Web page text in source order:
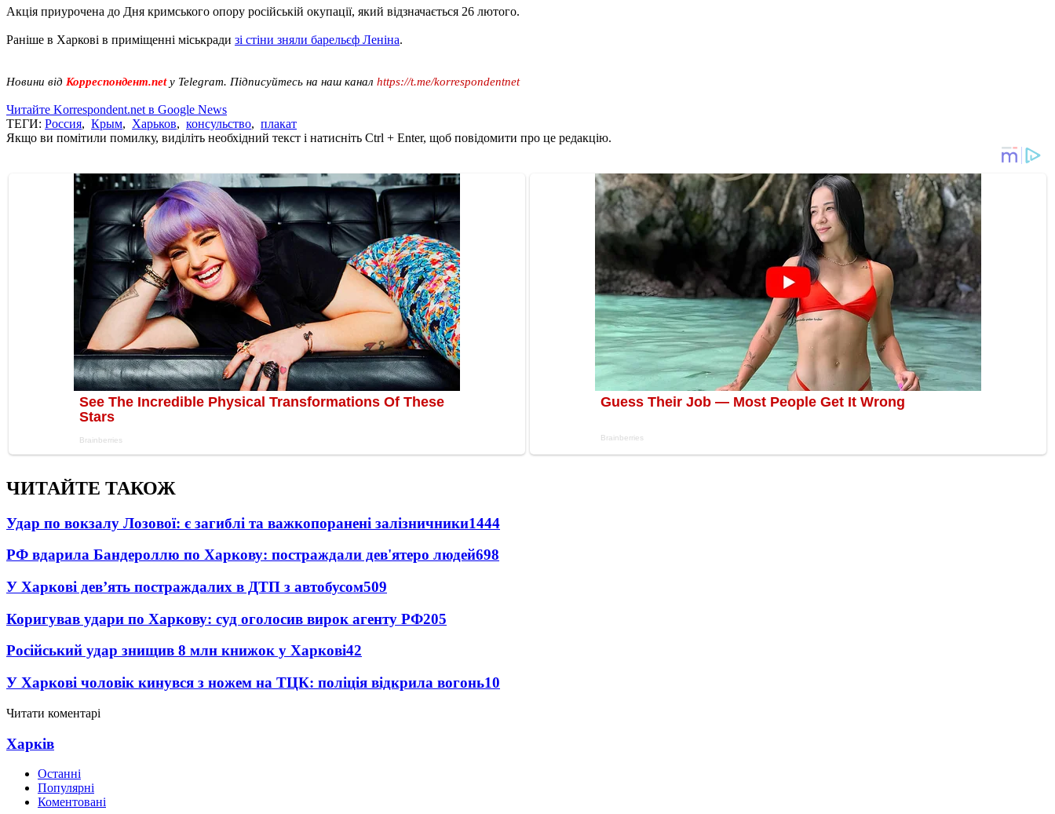
Акція приурочена до Дня кримського опору російській окупації, який відзначається 26 лютого.
Раніше в Харкові в приміщенні міськради зі стіни зняли барельєф Леніна.
Новини від Корреспондент.netу Telegram. Підписуйтесь на наш канал https://t.me/korrespondentnet
Читайте Korrespondent.net в Google News
ТЕГИ: Россия, Крым, Харьков, консульство, плакат
Якщо ви помітили помилку, виділіть необхідний текст і натисніть Ctrl + Enter, щоб повідомити про це редакцію.
ЧИТАЙТЕ ТАКОЖ
Удар по вокзалу Лозової: є загиблі та важкопоранені залізничники1444
РФ вдарила Бандероллю по Харкову: постраждали дев'ятеро людей698
У Харкові дев’ять постраждалих в ДТП з автобусом509
Коригував удари по Харкову: суд оголосив вирок агенту РФ205
Російський удар знищив 8 млн книжок у Харкові42
У Харкові чоловік кинувся з ножем на ТЦК: поліція відкрила вогонь10
Читати коментарі
Харків
Останні
Популярні
Коментовані